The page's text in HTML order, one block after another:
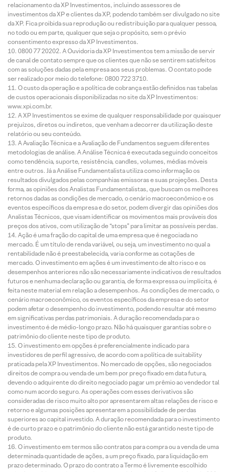
relacionamento da XP Investimentos, incluindo assessores de
investimentos da XP e clientes da XP, podendo também ser divulgado no site
da XP. Fica proibida sua reprodução ou redistribuição para qualquer pessoa,
no todo ou em parte, qualquer que seja o propósito, sem o prévio
consentimento expresso da XP Investimentos.
0800 77 20202. A Ouvidoria da XP Investimentos tem a missão de servir
de canal de contato sempre que os clientes que não se sentirem satisfeitos
com as soluções dadas pela empresa aos seus problemas. O contato pode
ser realizado por meio do telefone: 0800 722 3710.
O custo da operação e a política de cobrança estão definidos nas tabelas
de custos operacionais disponibilizadas no site da XP Investimentos:
www.xpi.com.br.
A XP Investimentos se exime de qualquer responsabilidade por quaisquer
prejuízos, diretos ou indiretos, que venham a decorrer da utilização deste
relatório ou seu conteúdo.
A Avaliação Técnica e a Avaliação de Fundamentos seguem diferentes
metodologias de análise. A Análise Técnica é executada seguindo conceitos
como tendência, suporte, resistência, candles, volumes, médias móveis
entre outros. Já a Análise Fundamentalista utiliza como informação os
resultados divulgados pelas companhias emissoras e suas projeções. Desta
forma, as opiniões dos Analistas Fundamentalistas, que buscam os melhores
retornos dadas as condições de mercado, o cenário macroeconômico e os
eventos específicos da empresa e do setor, podem divergir das opiniões dos
Analistas Técnicos, que visam identificar os movimentos mais prováveis dos
preços dos ativos, com utilização de “stops” para limitar as possíveis perdas.
Ação é uma fração do capital de uma empresa que é negociada no
mercado. É um título de renda variável, ou seja, um investimento no qual a
rentabilidade não é preestabelecida, varia conforme as cotações de
mercado. O investimento em ações é um investimento de alto risco e os
desempenhos anteriores não são necessariamente indicativos de resultados
futuros e nenhuma declaração ou garantia, de forma expressa ou implícita, é
feita neste material em relação a desempenhos. As condições de mercado, o
cenário macroeconômico, os eventos específicos da empresa e do setor
podem afetar o desempenho do investimento, podendo resultar até mesmo
em significativas perdas patrimoniais. A duração recomendada para o
investimento é de médio-longo prazo. Não há quaisquer garantias sobre o
patrimônio do cliente neste tipo de produto.
O investimento em opções é preferencialmente indicado para
investidores de perfil agressivo, de acordo com a política de suitability
praticada pela XP Investimentos. No mercado de opções, são negociados
direitos de compra ou venda de um bem por preço fixado em data futura,
devendo o adquirente do direito negociado pagar um prêmio ao vendedor tal
como num acordo seguro. As operações com esses derivativos são
consideradas de risco muito alto por apresentarem altas relações de risco e
retorno e algumas posições apresentarem a possibilidade de perdas
superiores ao capital investido. A duração recomendada para o investimento
é de curto prazo e o patrimônio do cliente não está garantido neste tipo de
produto.
O investimento em termos são contratos para compra ou a venda de uma
determinada quantidade de ações, a um preço fixado, para liquidação em
prazo determinado. O prazo do contrato a Termo é livremente escolhido